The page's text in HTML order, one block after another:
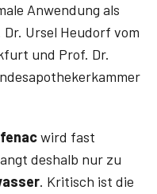
Anwendung als
Ursel Heudorf vom
und Prof. Dr.
wird fast
deshalb nur zu
. Kritisch ist die